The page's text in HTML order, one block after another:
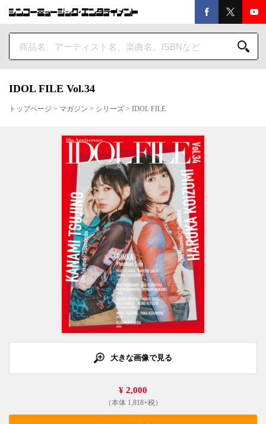
IDOL FILE Vol.34
トップページ > マガジン > シリーズ > IDOL FILE
大きな画像で見る
¥ 2,000
（本体 1,818+税）